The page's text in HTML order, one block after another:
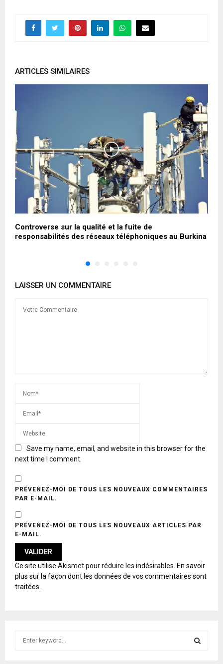
ARTICLES SIMILAIRES
Controverse sur la qualité et la fuite de
responsabilités des réseaux téléphoniques au Burkina
LAISSER UN COMMENTAIRE
Save my name, email, and website in this browser for the
next time I comment.
PRÉVENEZ-MOI DE TOUS LES NOUVEAUX COMMENTAIRES
PAR E-MAIL.
PRÉVENEZ-MOI DE TOUS LES NOUVEAUX ARTICLES PAR
E-MAIL.
A
L
T
Ce site utilise Akismet pour réduire les indésirables. En savoir
plus sur la façon dont les données de vos commentaires sont
traitées